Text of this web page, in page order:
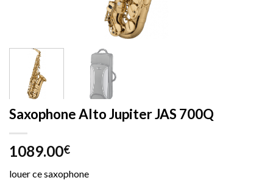
Saxophone Alto Jupiter JAS 700Q
1089.00€
louer ce saxophone